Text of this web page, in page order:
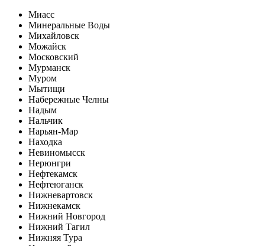
Миасс
Минеральные Воды
Михайловск
Можайск
Московский
Мурманск
Муром
Мытищи
Набережные Челны
Надым
Нальчик
Нарьян-Мар
Находка
Невиномысск
Нерюнгри
Нефтекамск
Нефтеюганск
Нижневартовск
Нижнекамск
Нижний Новгород
Нижний Тагил
Нижняя Тура